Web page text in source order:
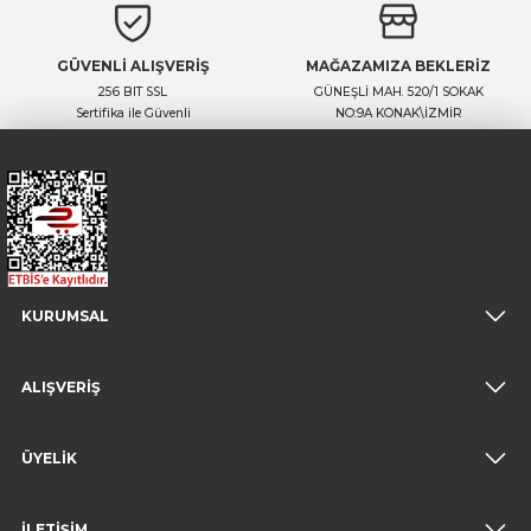
GÜVENLİ ALIŞVERİŞ
256 BIT SSL
Sertifika ile Güvenli
MAĞAZAMIZA BEKLERİZ
GÜNEŞLİ MAH. 520/1 SOKAK
NO:9A KONAK\İZMİR
KURUMSAL
ALIŞVERİŞ
ÜYELİK